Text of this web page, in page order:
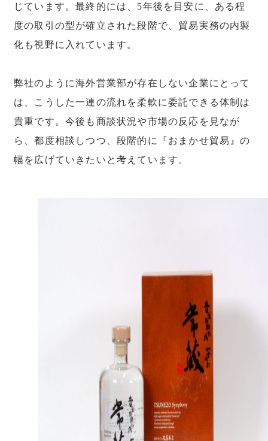
じています。最終的には、5年後を目安に、ある程
度の取引の型が確立された段階で、貿易実務の内製
化も視野に入れています。
弊社のように海外営業部が存在しない企業にとって
は、こうした一連の流れを柔軟に委託できる体制は
貴重です。今後も商談状況や市場の反応を見なが
ら、都度相談しつつ、段階的に『おまかせ貿易』の
幅を広げていきたいと考えています。